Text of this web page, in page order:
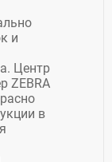
и
Центр
ZEBRA
в